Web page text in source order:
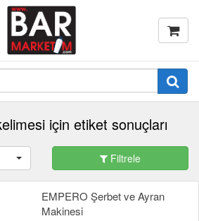
için etiket sonuçları
Filtrele
EMPERO Şerbet ve Ayran
Makinesi